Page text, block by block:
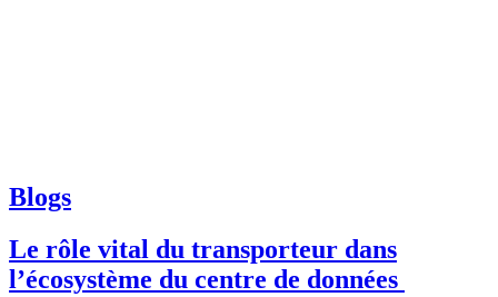
Blogs
Le rôle vital du transporteur dans
l’écosystème du centre de données